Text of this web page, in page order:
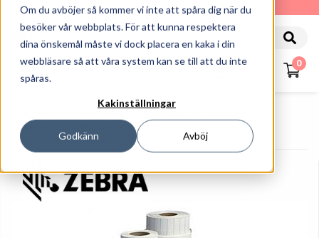
Om du avböjer så kommer vi inte att spåra dig när du
besöker vår webbplats. För att kunna respektera
dina önskemål måste vi dock placera en kaka i din
webbläsare så att våra system kan se till att du inte
spåras.
Kakinställningar
Godkänn Avböj
010-162 61 90
0
Etiketter Och Färgband
Etikett DT 102*152 Mm Coated